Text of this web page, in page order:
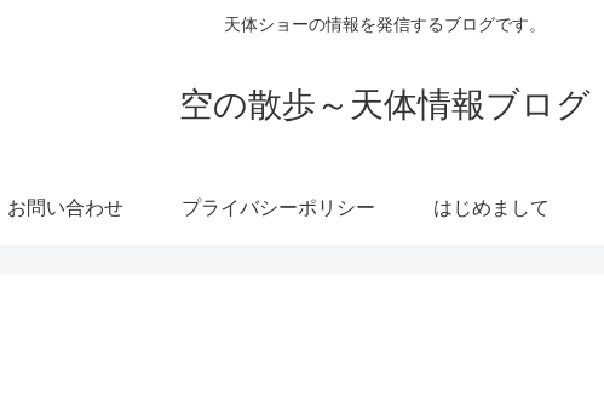
天体ショーの情報を発信するブログです。
空の散歩～天体情報ブログ
お問い合わせ プライバシーポリシー はじめまして